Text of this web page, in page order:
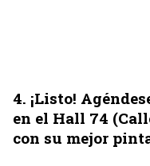
4. ¡Listo!
en el Hall 74
con su mejor